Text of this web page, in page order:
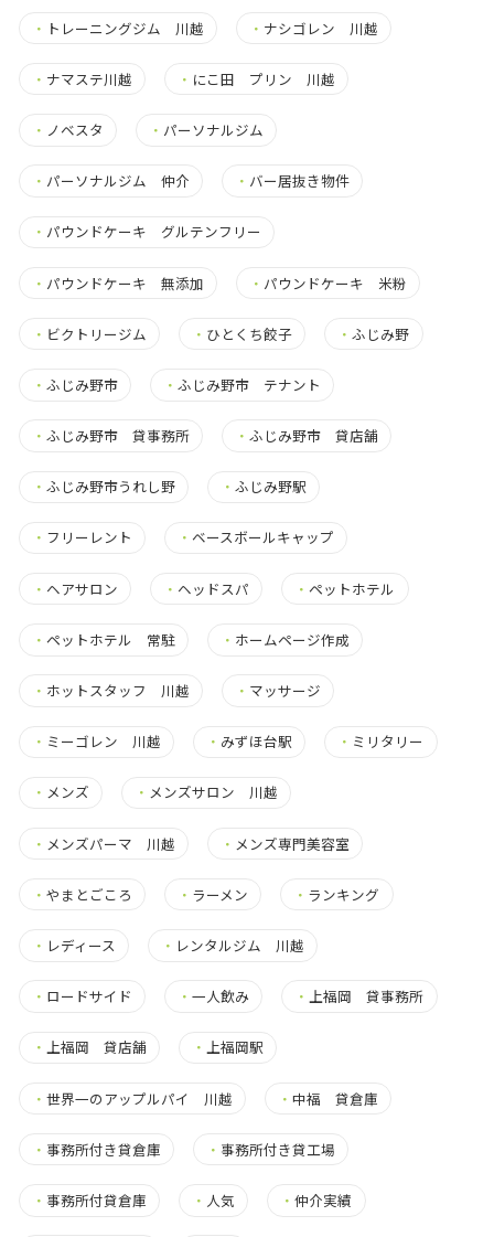
・ トレーニングジム 川越 ・ ナシゴレン 川越
・ ナマステ川越 ・ にこ田 プリン 川越
・ ノベスタ ・ パーソナルジム
・ パーソナルジム 仲介 ・ バー居抜き物件
・ パウンドケーキ グルテンフリー
・ パウンドケーキ 無添加 ・ パウンドケーキ 米粉
・ ビクトリージム ・ ひとくち餃子 ・ふじみ野
・ ふじみ野市 ・ふじみ野市 テナント
・ ふじみ野市 貸事務所 ・ふじみ野市 貸店舗
・ ふじみ野市うれし野 ・ふじみ野駅
・ フリーレント ・ ベースボールキャップ
・ ヘアサロン ・ ヘッドスパ ・ペットホテル
・ ペットホテル 常駐 ・ ホームページ作成
・ ホットスタッフ 川越 ・ マッサージ
・ ミーゴレン 川越 ・ みずほ台駅 ・ ミリタリー
・ メンズ ・ メンズサロン 川越
・ メンズパーマ 川越 ・ メンズ専門美容室
・ やまとごころ ・ ラーメン ・ ランキング
・ レディース ・ レンタルジム 川越
・ ロードサイド ・一人飲み ・上福岡 貸事務所
・ 上福岡 貸店舗 ・上福岡駅
・ 世界一のアップルパイ 川越 ・中福 貸倉庫
・ 事務所付き貸倉庫 ・ 事務所付き貸工場
・ 事務所付貸倉庫 ・ 人気 ・仲介実績